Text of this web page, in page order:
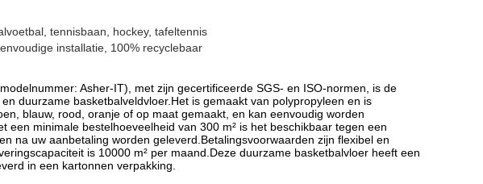
tennisbaan, hockey, tafeltennis
installatie, 100% recyclebaar
Asher-IT), met zijn gecertificeerde SGS- en ISO-normen, is de
duurzame basketbalveldvloer.Het is gemaakt van polypropyleen en is
blauw, rood, oranje of op maat gemaakt, en kan eenvoudig worden
minimale bestelhoeveelheid van 300 m² is het beschikbaar tegen een
na uw aanbetaling worden geleverd.Betalingsvoorwaarden zijn flexibel en
is 10000 m² per maand.Deze duurzame basketbalvloer heeft een
in een kartonnen verpakking.